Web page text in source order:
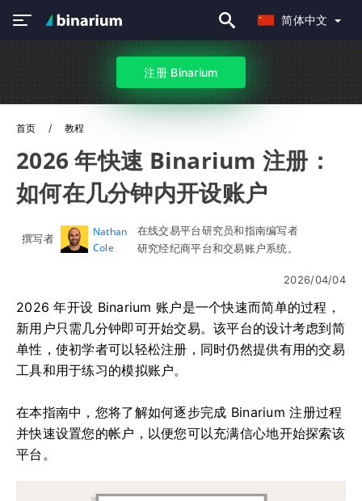
简体中文
注册 Binarium
首页 教程
2026 年快速 Binarium 注册：
如何在几分钟内开设账户
撰写者
Nathan
Cole
在线交易平台研究员和指南编写者
研究经纪商平台和交易账户系统。
2026/04/04
2026 年开设 Binarium 账户是一个快速而简单的过程，
新用户只需几分钟即可开始交易。该平台的设计考虑到简
单性，使初学者可以轻松注册，同时仍然提供有用的交易
工具和用于练习的模拟账户。
在本指南中，您将了解如何逐步完成 Binarium 注册过程
并快速设置您的帐户，以便您可以充满信心地开始探索该
平台。